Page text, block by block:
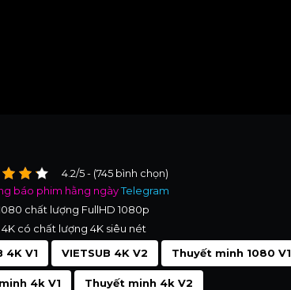
4.2/5 - (745 bình chọn)
báo phim hằng ngàyTelegram
chất lượng FullHD 1080p
4K có chất lượng 4K siêu nét
4K V1 VIETSUB 4K V2 Thuyết minh 1080 V1
4k V1 Thuyết minh 4k V2